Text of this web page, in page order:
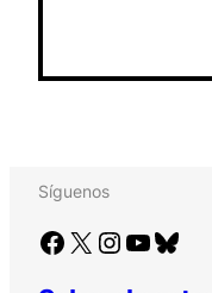
Síguenos
Facebook X Instagram YouTube Bluesky